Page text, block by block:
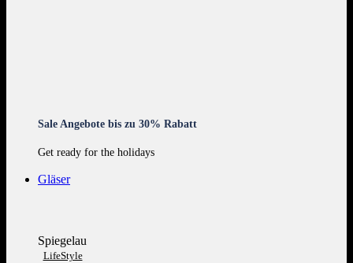
Sale Angebote bis zu 30% Rabatt
Get ready for the holidays
Gläser
Spiegelau
LifeStyle